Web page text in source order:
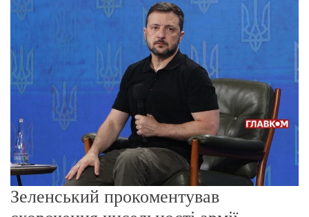
е
ж
и
м
Зеленський прокоментував